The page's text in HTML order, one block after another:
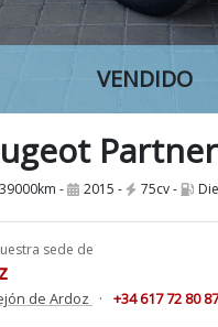
VENDIDO
- 2015 - 75cv -
sede de
de Ardoz · +34 617 72 80 87